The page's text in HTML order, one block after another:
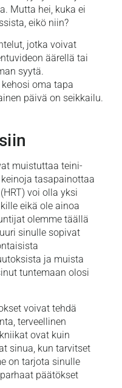
Mutta hei, kuka ei
eikö niin?
jotka voivat
äärellä tai
syytä.
oma tapa
päivä on seikkailu.
muistuttaa teini-
tasapainottaa
voi olla yksi
eikä ole ainoa
olemme täällä
sinulle sopivat
ja muista
tuntemaan olosi
voivat tehdä
terveellinen
ovat kuin
sinua, kun tarvitset
on tarjota sinulle
päätökset